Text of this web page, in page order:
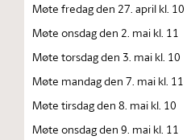
Møte fredag den 27. april kl. 10
Møte onsdag den 2. mai kl. 11
Møte torsdag den 3. mai kl. 10
Møte mandag den 7. mai kl. 11
Møte tirsdag den 8. mai kl. 10
Møte onsdag den 9. mai kl. 11